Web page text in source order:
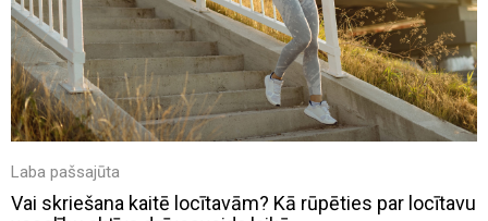
Laba pašsajūta
Vai skriešana kaitē locītavām? Kā rūpēties par locītavu